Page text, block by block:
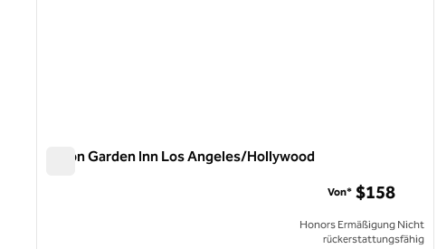
Hilton Garden Inn Los Angeles/Hollywood
Von* $158
Honors Ermäßigung Nicht
rückerstattungsfähig